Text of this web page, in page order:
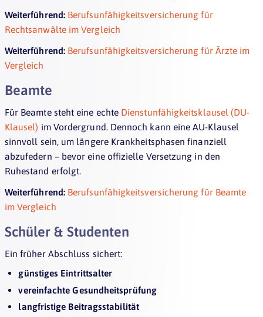
Weiterführend: Berufsunfähigkeitsversicherung für
Rechtsanwälte im Vergleich
Weiterführend: Berufsunfähigkeitsversicherung für Ärzte im
Vergleich
Beamte
Für Beamte steht eine echte Dienstunfähigkeitsklausel (DU-
Klausel) im Vordergrund. Dennoch kann eine AU-Klausel
sinnvoll sein, um längere Krankheitsphasen finanziell
abzufedern – bevor eine offizielle Versetzung in den
Ruhestand erfolgt.
Weiterführend: Berufsunfähigkeitsversicherung für Beamte
im Vergleich
Schüler & Studenten
Ein früher Abschluss sichert:
günstiges Eintrittsalter
vereinfachte Gesundheitsprüfung
langfristige Beitragsstabilität